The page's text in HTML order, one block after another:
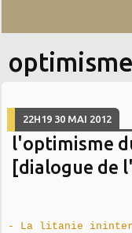
optimisme
22H19 30 MAI 2012
l'optimisme
[dialogue de
- La litanie